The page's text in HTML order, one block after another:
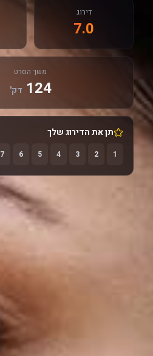
דירוג
7.0
משך הסרט
124 דק'
תן את הדירוג שלך
1
2
3
4
5
6
7